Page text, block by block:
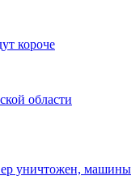
короче
области
уничтожен, машины